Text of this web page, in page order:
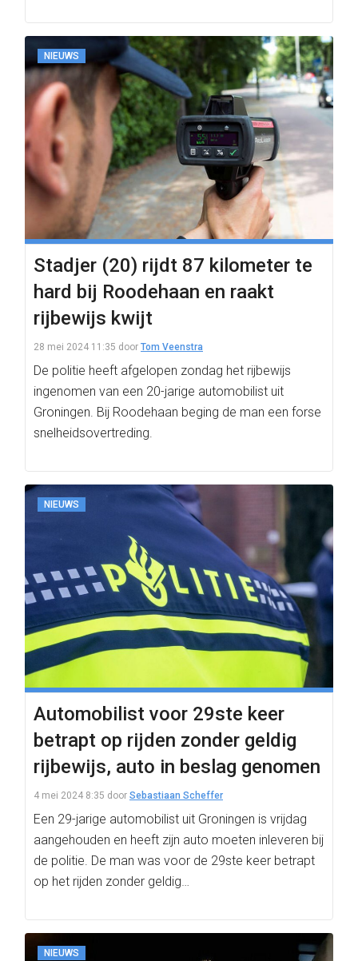
NIEUWS
Stadjer (20) rijdt 87 kilometer te
hard bij Roodehaan en raakt
rijbewijs kwijt
28 mei 2024 11:35 door Tom Veenstra
De politie heeft afgelopen zondag het rijbewijs
ingenomen van een 20-jarige automobilist uit
Groningen. Bij Roodehaan beging de man een forse
snelheidsovertreding.
NIEUWS
Automobilist voor 29ste keer
betrapt op rijden zonder geldig
rijbewijs, auto in beslag genomen
4 mei 2024 8:35 door Sebastiaan Scheffer
Een 29-jarige automobilist uit Groningen is vrijdag
aangehouden en heeft zijn auto moeten inleveren bij
de politie. De man was voor de 29ste keer betrapt
op het rijden zonder geldig…
NIEUWS